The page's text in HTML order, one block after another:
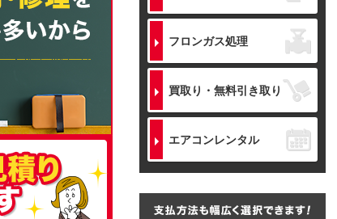
フロンガス処理
買取り・無料引き取り
エアコンレンタル